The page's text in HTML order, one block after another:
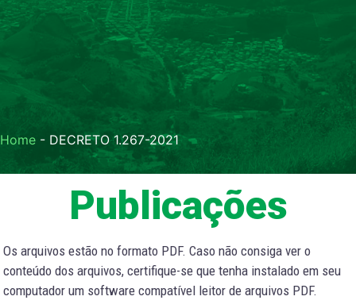
Home - DECRETO 1.267-2021
Publicações
Os arquivos estão no formato PDF. Caso não consiga ver o
conteúdo dos arquivos, certifique-se que tenha instalado em seu
computador um software compatível leitor de arquivos PDF.